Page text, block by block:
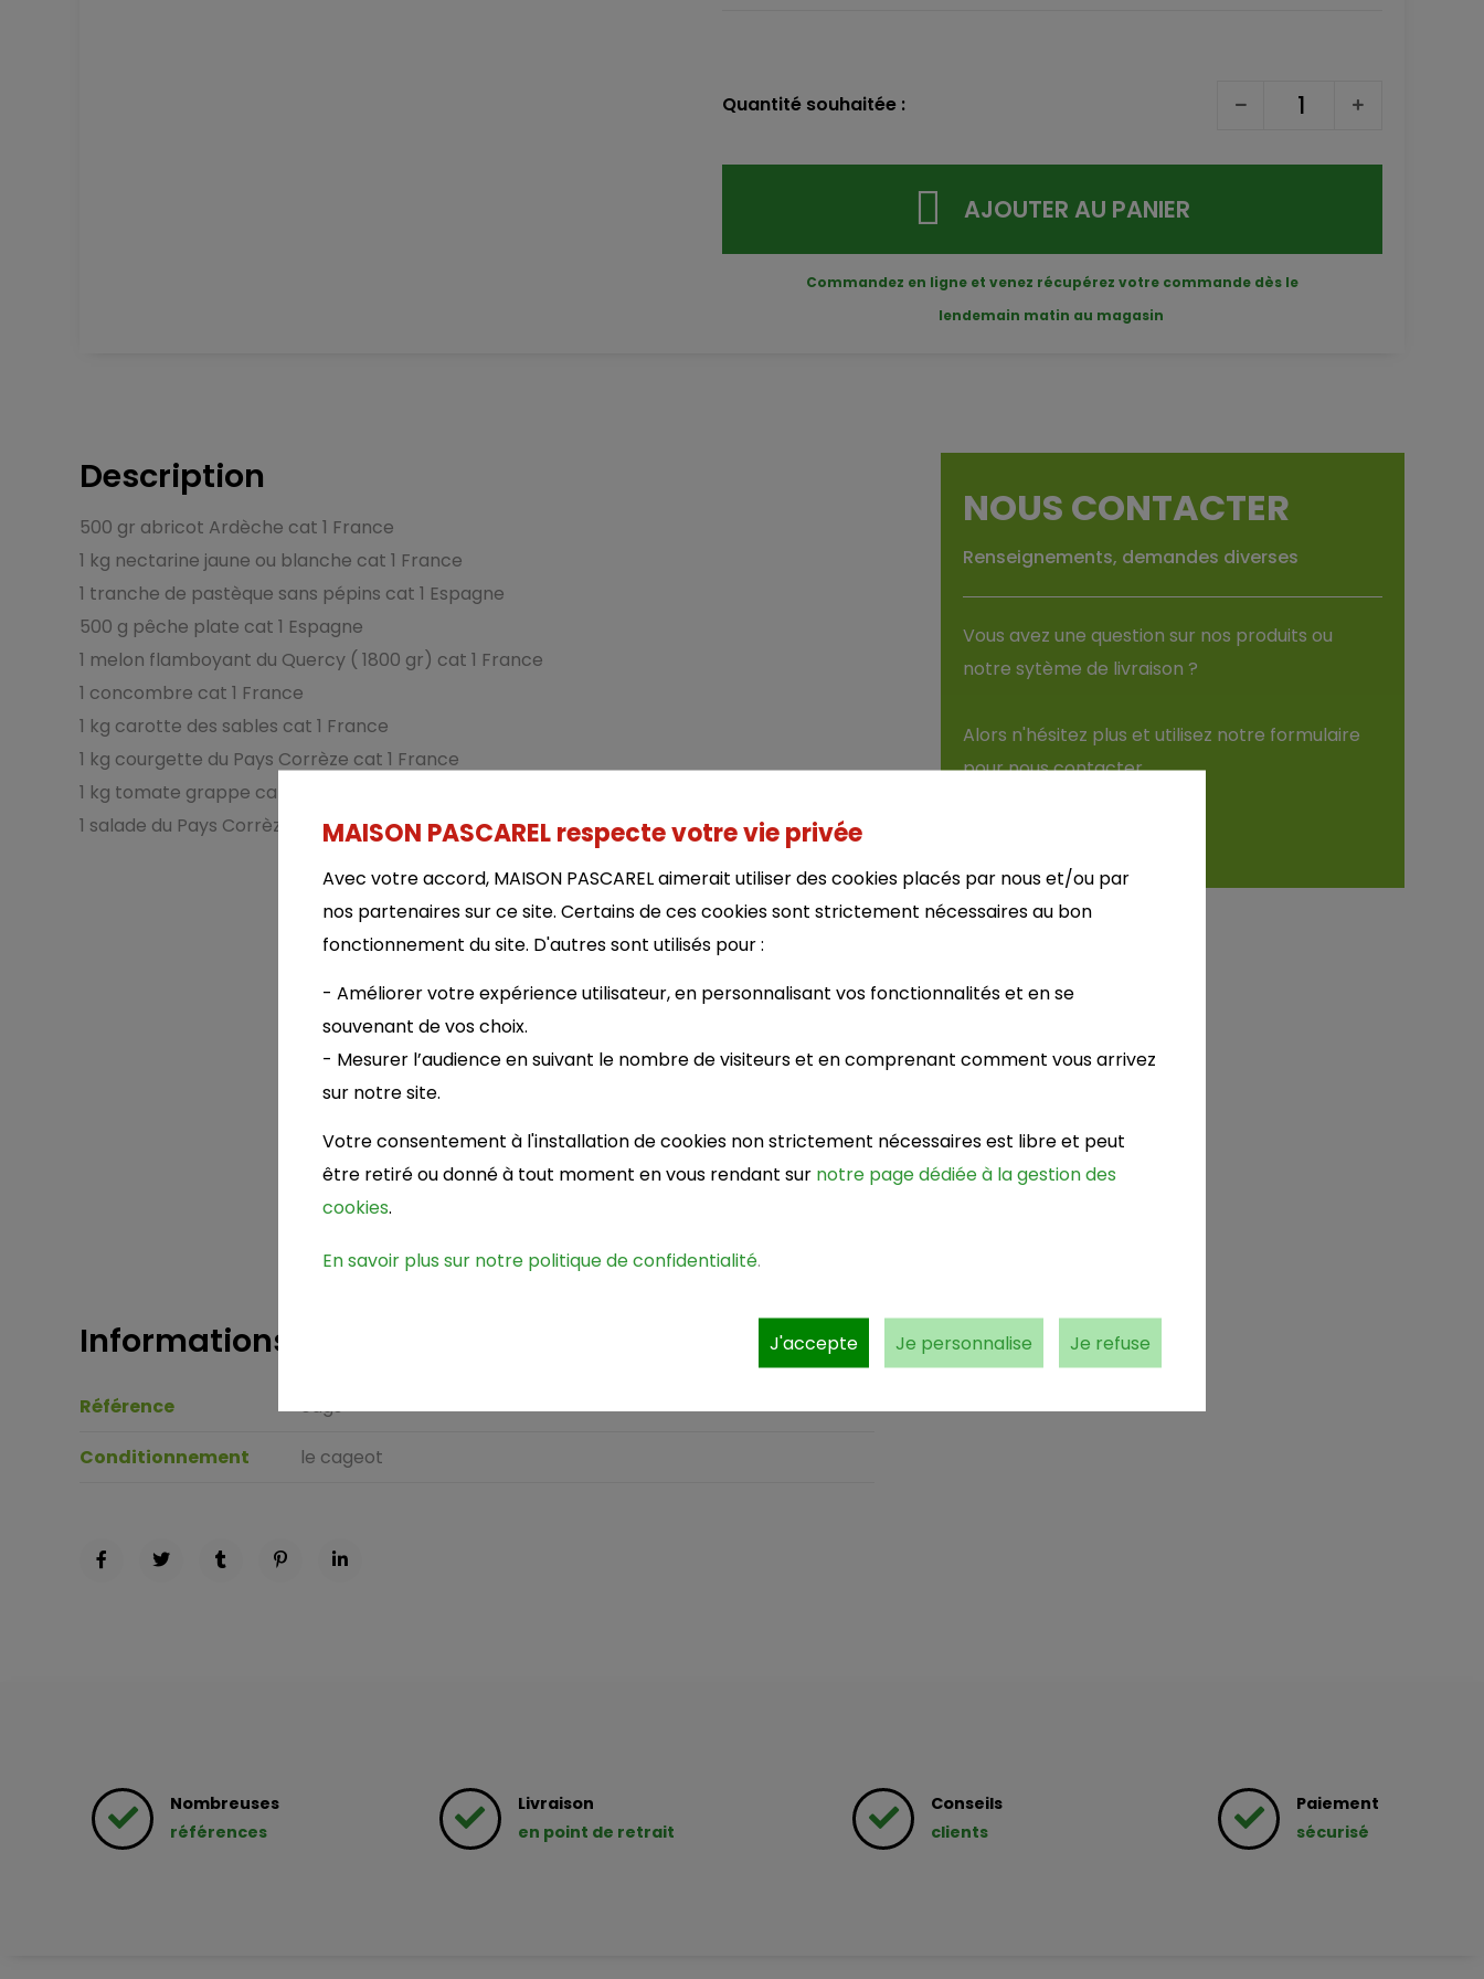
Quantité souhaitée :
AJOUTER AU PANIER
Commandez en ligne et venez récupérez votre commande dès le
lendemain matin au magasin
Description
500 gr abri­cot Ardèche cat 1 France
1 kg nec­ta­rine jaune ou blanche cat 1 France
1 tranche de pas­tèque sans pépins cat 1 Espagne
500 g pêche plate cat 1 Espagne
1 melon flam­boyant du Quercy ( 1800 gr) cat 1 France
1 concombre cat 1 France
1 kg carotte des sables cat 1 France
1 kg cour­gette du Pays Cor­rèze cat 1 France
1 kg tomate grappe cat 1 France
1 salade du Pays Cor­rèze cat 1 France
Informations
Référence
cags
Conditionnement
le cageot
NOUS CONTACTER
Renseignements, demandes diverses
Vous avez une ques­tion sur nos pro­duits ou
notre sytème de livrai­son ?
Alors n'hé­si­tez plus et uti­li­sez notre for­mu­laire
pour nous contac­ter.
Nombreuses
références
Livraison
en point de retrait
Conseils
clients
Paiement
sécurisé
MAISON PASCAREL respecte votre vie privée
Avec votre accord, MAISON PASCAREL aimerait utiliser des cookies placés par nous et/ou par
nos partenaires sur ce site. Certains de ces cookies sont strictement nécessaires au bon
fonctionnement du site. D'autres sont utilisés pour :
- Améliorer votre expérience utilisateur, en personnalisant vos fonctionnalités et en se
souvenant de vos choix.
- Mesurer l’audience en suivant le nombre de visiteurs et en comprenant comment vous arrivez
sur notre site.
Votre consentement à l'installation de cookies non strictement nécessaires est libre et peut
être retiré ou donné à tout moment en vous rendant sur notre page dédiée à la gestion des
cookies.
En savoir plus sur notre politique de confidentialité.
J'accepte Je personnalise Je refuse